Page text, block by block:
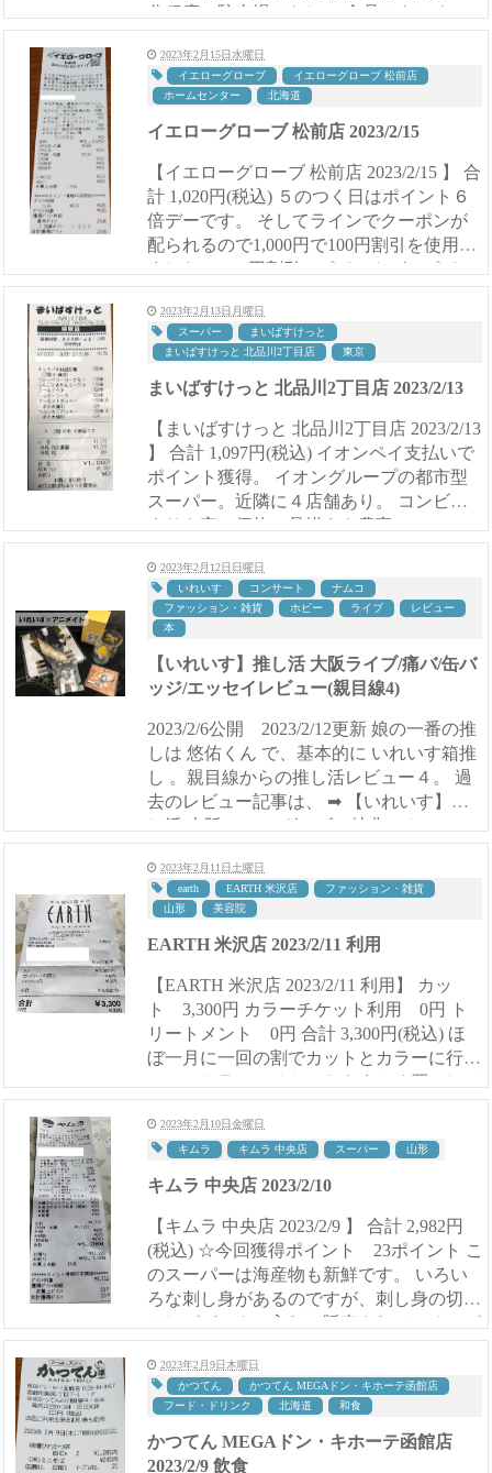
分程度。駐車場はなし。 食品はもちろ
ん、日用品まで揃えるため利用はし...
2023年2月15日水曜日
イエローグローブ
イエローグローブ 松前店
ホームセンター
北海道
イエローグローブ 松前店 2023/2/15
【イエローグローブ 松前店 2023/2/15 】 合
計 1,020円(税込) ５のつく日はポイント６
倍デーです。 そしてラインでクーポンが
配られるので1,000円で100円割引を使用し
ました。 100円割引＋ポイントが24ポイン
トついたので この日を狙って日用品...
2023年2月13日月曜日
スーパー
まいばすけっと
まいばすけっと 北品川2丁目店
東京
まいばすけっと 北品川2丁目店 2023/2/13
【まいばすけっと 北品川2丁目店 2023/2/13
】 合計 1,097円(税込) イオンペイ支払いで
ポイント獲得。 イオングループの都市型
スーパー。近隣に４店舗あり。 コンビニ
よりも安い価格で品揃えも豊富。 ローコ
ストオペレーションを重視しているため...
2023年2月12日日曜日
いれいす
コンサート
ナムコ
ファッション・雑貨
ホビー ライブ
レビュー
本
【いれいす】推し活 大阪ライブ/痛バ/缶バ
ッジ/エッセイレビュー(親目線4)
2023/2/6公開 2023/2/12更新 娘の一番の推
しは 悠佑くん で、基本的に いれいす箱推
し 。親目線からの推し活レビュー４。 過
去のレビュー記事は、 ➡ 【いれいす】推
し活 大阪LIVE・グッズ・特典・カフェレ
ビュー(親目線) ➡ 【いれいす】推し活 C...
2023年2月11日土曜日
earth
EARTH 米沢店
ファッション・雑貨
山形
美容院
EARTH 米沢店 2023/2/11 利用
【EARTH 米沢店 2023/2/11 利用】 カッ
ト 3,300円 カラーチケット利用 0円 ト
リートメント 0円 合計 3,300円(税込) ほ
ぼ一月に一回の割でカットとカラーに行く
ので、カラーのチケットをまとめ買いして
います。 まとめ買いした次...
2023年2月10日金曜日
キムラ キムラ 中央店 スーパー 山形
キムラ 中央店 2023/2/10
【キムラ 中央店 2023/2/9 】 合計 2,982円
(税込) ☆今回獲得ポイント 23ポイント こ
のスーパーは海産物も新鮮です。 いろい
ろな刺し身があるのですが、刺し身の切れ
はしがパックに入れて販売されているのが
お買得です。 いろいろな種類の刺し身が...
2023年2月9日木曜日
かつてん
かつてん MEGAドン・キホーテ函館店
フード・ドリンク
北海道 和食
かつてん MEGAドン・キホーテ函館店
2023/2/9 飲食